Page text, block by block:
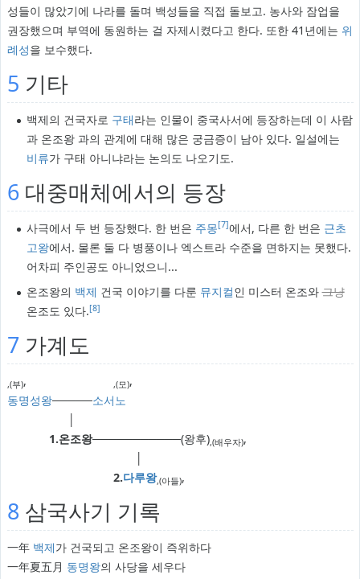
성들이 많았기에 나라를 돌며 백성들을 직접 돌보고. 농사와 잠업을
권장했으며 부역에 동원하는 걸 자제시켰다고 한다. 또한 41년에는 위
례성을 보수했다.
5 기타
백제의 건국자로 구태라는 인물이 중국사서에 등장하는데 이 사람
과 온조왕 과의 관계에 대해 많은 궁금증이 남아 있다. 일설에는
비류가 구태 아니냐라는 논의도 나오기도.
6대중매체에서의 등장
사극에서 두 번 등장했다. 한 번은 주몽[7]에서, 다른 한 번은 근초
고왕에서. 물론 둘 다 병풍이나 엑스트라 수준을 면하지는 못했다.
어차피 주인공도 아니었으니...
온조왕의 백제 건국 이야기를 다룬 뮤지컬인 미스터 온조와그냥
온조도 있다.[8]
7가계도
,(부), ,(모),
동명성왕─────소서노
1.온조왕───────────(왕후),(배우자),
2.다루왕,(아들),
8 삼국사기 기록
一年 백제가 건국되고 온조왕이 즉위하다
一年夏五月 동명왕의 사당을 세우다